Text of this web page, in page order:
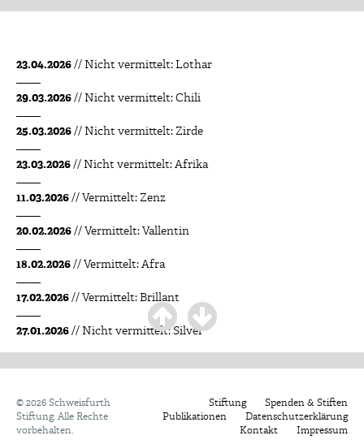
23.04.2026 // Nicht vermittelt: Lothar
29.03.2026 // Nicht vermittelt: Chili
25.03.2026 // Nicht vermittelt: Zirde
23.03.2026 // Nicht vermittelt: Afrika
11.03.2026 // Vermittelt: Zenz
20.02.2026 // Vermittelt: Vallentin
18.02.2026 // Vermittelt: Afra
17.02.2026 // Vermittelt: Brillant
27.01.2026 // Nicht vermittelt: Silver
25.01.2026 // Nicht vermittelt: Blümchen
22.01.2026// Nicht vermittelt: Schelm
© 2026 Schweisfurth
Stiftung. Alle Rechte
vorbehalten.
Stiftung
Spenden & Stiften
Publikationen
Datenschutzerklärung
Kontakt
Impressum